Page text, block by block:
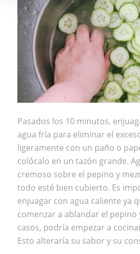
Pasados los 10 minutos,
agua fría para eliminar el
ligeramente con un paño o
colócalo en un tazón grande.
cremoso sobre el pepino y
todo esté bien cubierto. Es
enjuagar con agua caliente ya
comenzar a ablandar el pepino
casos, podría empezar a
Esto alteraría su sabor y su